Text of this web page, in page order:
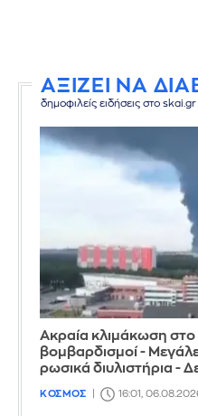
ΑΞΙΖΕΙ ΝΑ
δημοφιλείς ειδήσεις στο skai.gr
Ακραία κλιμάκωση στο
βομβαρδισμοί -
ρωσικά διυλιστήρια -
ΚΟΣΜΟΣ 16:01,